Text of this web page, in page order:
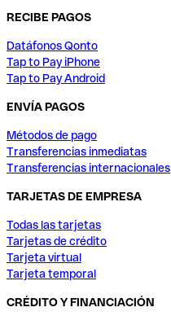
RECIBE PAGOS
Datáfonos Qonto
Tap to Pay iPhone
Tap to Pay Android
ENVÍA PAGOS
Métodos de pago
Transferencias inmediatas
Transferencias internacionales
TARJETAS DE EMPRESA
Todas las tarjetas
Tarjetas de crédito
Tarjeta virtual
Tarjeta temporal
CRÉDITO Y FINANCIACIÓN